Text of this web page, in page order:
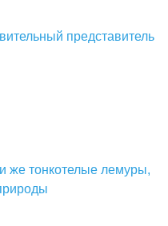
представитель
же тонкотелые лемуры,